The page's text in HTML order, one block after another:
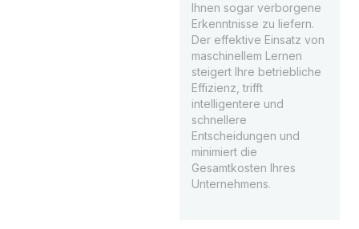
Ihnen sogar verborgene
Erkenntnisse zu liefern.
Der effektive Einsatz von
maschinellem Lernen
steigert Ihre betriebliche
Effizienz, trifft
intelligentere und
schnellere
Entscheidungen und
minimiert die
Gesamtkosten Ihres
Unternehmens.